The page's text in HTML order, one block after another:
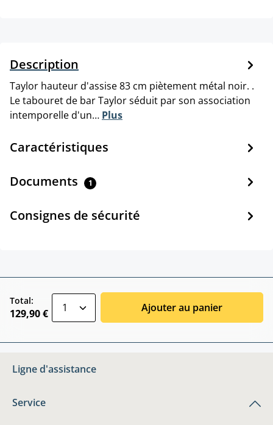
Description
Taylor hauteur d'assise 83 cm piètement métal noir. .
Le tabouret de bar Taylor séduit par son association
intemporelle d'un… Plus
Caractéristiques
Documents 1
Consignes de sécurité
Total:
129,90 € Ajouter au panier
Ligne d'assistance
Service